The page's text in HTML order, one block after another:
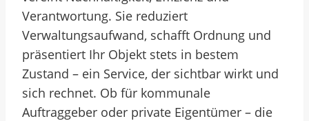
Verantwortung. Sie reduziert
Verwaltungsaufwand, schafft Ordnung und
präsentiert Ihr Objekt stets in bestem
Zustand – ein Service, der sichtbar wirkt und
sich rechnet. Ob für kommunale
Auftraggeber oder private Eigentümer – die